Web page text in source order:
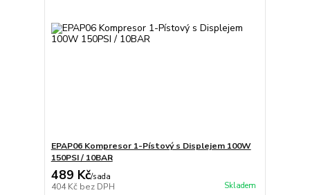
EPAP06 Kompresor 1-Pístový s Displejem 100W
150PSI / 10BAR
489 Kč/sada
404 Kč bez DPH Skladem